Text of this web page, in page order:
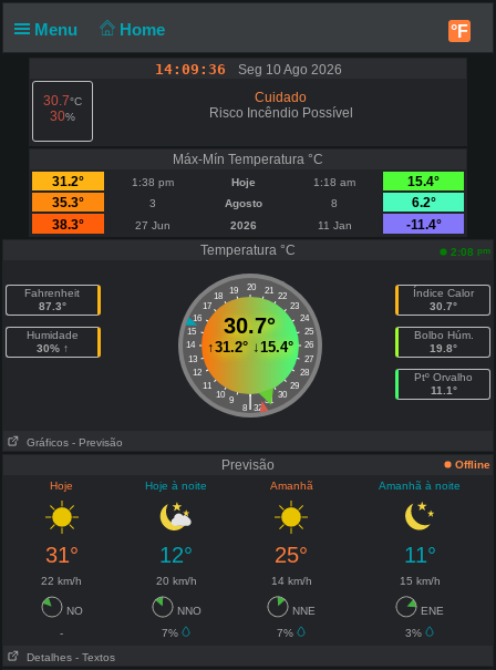
Menu Home °F
14:09:36
Seg 10 Ago 2026
30.7°C
30%
Cuidado
Risco Incêndio Possível
Máx-Mín Temperatura °C
31.2°
1:38 pm Hoje 1:18 am
15.4°
35.3°
3 Agosto 8
6.2°
38.3°
27 Jun 2026 11 Jan
-11.4°
Temperatura °C
2:08 pm
Fahrenheit
87.3°
Humidade
30% ↑
20
19 21
18
22
17
23
16
24
15
25
14
26
13
27
12
28
11
29
10
30
9 31
|
8 32
30.7°
↑31.2°↓15.4°
Índice Calor
30.7°
Bolbo Húm.
19.8°
Ptº Orvalho
11.1°
Gráficos - Previsão
Previsão
Offline
Hoje
Hoje à noite Amanhã Amanhã à noite
31° 12° 25° 11°
22 km/h 20 km/h 14 km/h 15 km/h
NO NNO NNE
ENE
-
7% 7%
3%
Detalhes - Textos